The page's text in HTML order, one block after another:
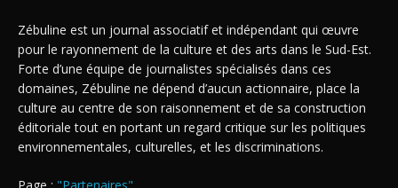
Zébuline est un journal associatif et indépendant qui œuvre
pour le rayonnement de la culture et des arts dans le Sud-Est.
Forte d’une équipe de journalistes spécialisés dans ces
domaines, Zébuline ne dépend d’aucun actionnaire, place la
culture au centre de son raisonnement et de sa construction
éditoriale tout en portant un regard critique sur les politiques
environnementales, culturelles, et les discriminations.